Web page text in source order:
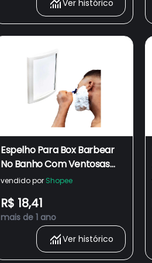
Ver histórico
Espelho Para Box Barbear
No Banho Com Ventosas
Prático
vendido por Shopee
R$ 18,41
mais de 1 ano
Ver histórico